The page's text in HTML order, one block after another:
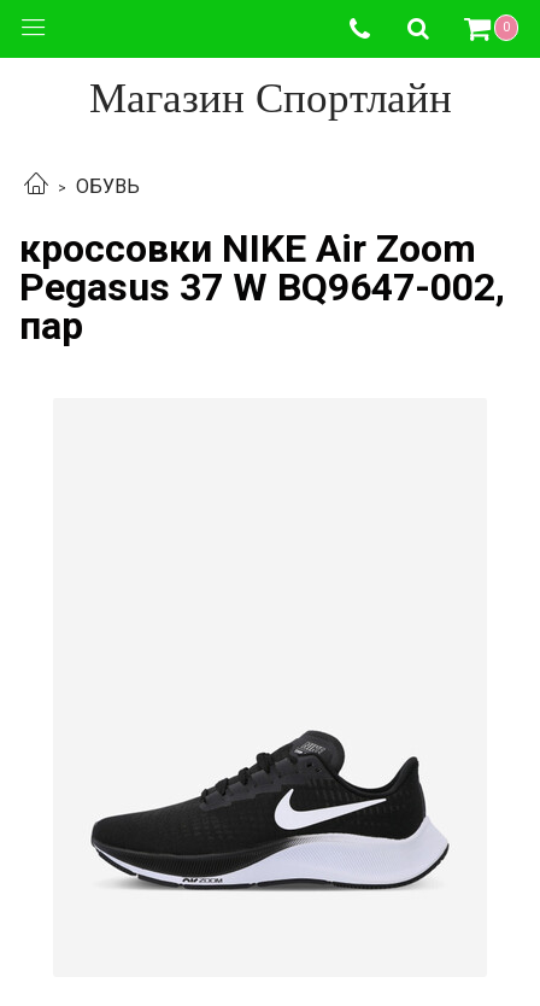
0
Магазин Спортлайн
ОБУВЬ
кроссовки NIKE Air Zoom
Pegasus 37 W BQ9647-002,
пар